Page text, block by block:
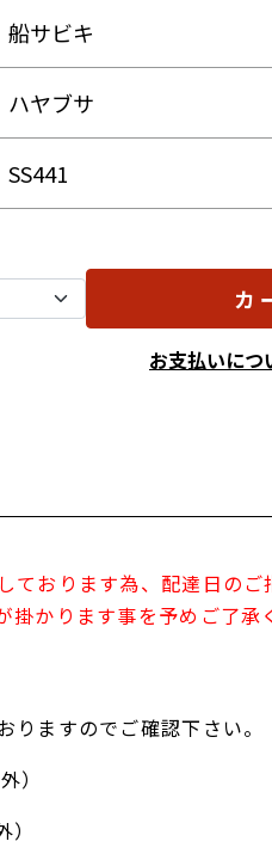
船サビキ
ハヤブサ
SS441
カ
お支払いにつ
ております為、配達日のご
かります事を予めご了承
ますのでご確認下さい。
）